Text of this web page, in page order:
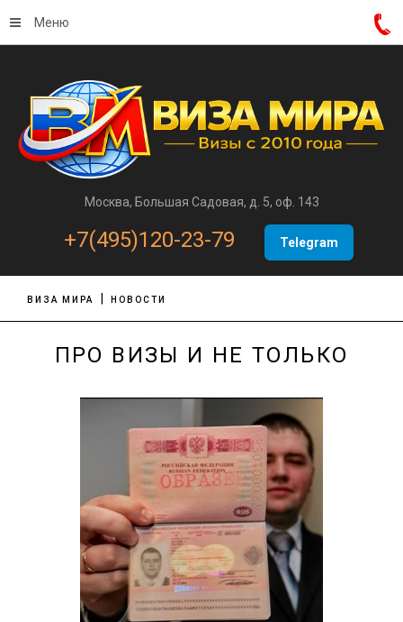
Москва, Большая Садовая, д. 5, оф. 143
+7(495)120-23-79 Telegram
Меню
ВИЗА МИРА НОВОСТИ
ПРО ВИЗЫ И НЕ ТОЛЬКО